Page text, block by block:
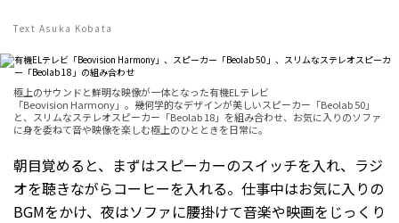
Text Asuka Kobata
極上のサウンドと鮮明な映像が一体となった有機ELテレビ
「Beovision Harmony」。幾何学的なデザインが美しいスピーカー「Beolab 50」
と、スリムなステレオスピーカー「Beolab 18」を組み合わせ、お気に入りのソファ
に身を委ねて音や映像を楽しむ極上のひとときを日常に。
朝目覚めると、まずはスピーカーのスイッチを入れ、ラジ
オを聴きながらコーヒーを入れる。仕事中はお気に入りの
BGMをかけ、夜はソファに腰掛けて音楽や映画をじっくり